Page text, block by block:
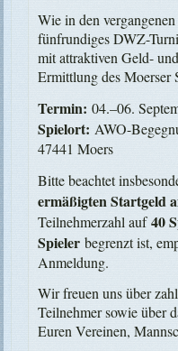
Wie in den
fünfrundiges DWZ-
mit attraktiven Geld-
Ermittlung des Moerser
Termin: 04.–06.
Spielort: AWO-
47441 Moers
Bitte beachtet
ermäßigten Startgeld
Teilnehmerzahl auf40
Spieler begrenzt ist,
Anmeldung.
Wir freuen uns über
Teilnehmer sowie über
Euren Vereinen,